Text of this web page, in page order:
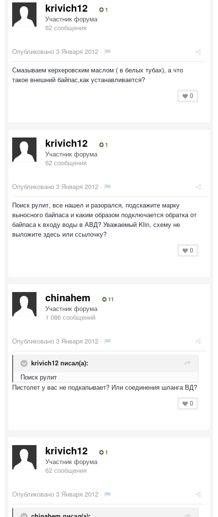
krivich12 1
Участник форума
62 сообщения
Опубликовано 3 Января 2012 ·
Смазываем керхеровским маслом ( в белых тубах), а что
такое внешний байпас,как устанавливается?
0
krivich12 1
Участник форума
62 сообщения
Опубликовано 3 Января 2012 ·
Поиск рулит, все нашел и разорался, подскажите марку
выносного байпаса и каким образом подключается обратка от
байпаса к входу воды в АВД? Уважаемый Klin, схему не
выложите здесь или ссылочку?
0
chinahem 11
Участник форума
1 086 сообщений
Опубликовано 3 Января 2012 ·
krivich12 писал(а):
Поиск рулит
Пистолет у вас не подкапывает? Или соединения шланга ВД?
0
krivich12 1
Участник форума
62 сообщения
Опубликовано 3 Января 2012 ·